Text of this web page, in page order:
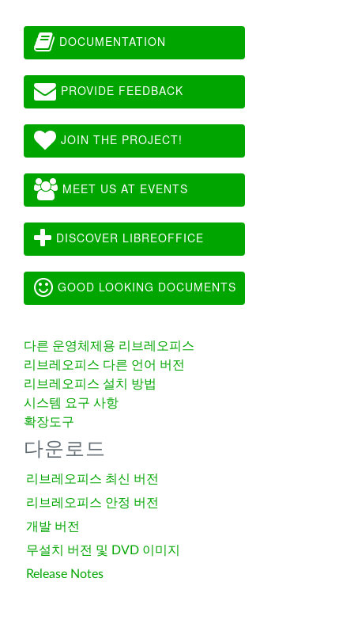
DOCUMENTATION
PROVIDE FEEDBACK
JOIN THE PROJECT!
MEET US AT EVENTS
DISCOVER LIBREOFFICE
GOOD LOOKING DOCUMENTS
다른 운영체제용 리브레오피스
리브레오피스 다른 언어 버전
리브레오피스 설치 방법
시스템 요구 사항
확장도구
다운로드
리브레오피스 최신 버전
리브레오피스 안정 버전
개발 버전
무설치 버전 및 DVD 이미지
Release Notes